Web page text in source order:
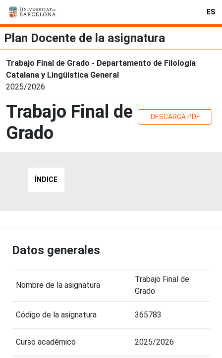
ES
Plan Docente de la asignatura
Trabajo Final de Grado - Departamento de Filología
Catalana y Lingüística General
2025/2026
Trabajo Final de
Grado
DESCARGA PDF
ÍNDICE
Datos generales
Nombre de la asignatura
Trabajo Final de
Grado
Código de la asignatura 365783
Curso académico 2025/2026